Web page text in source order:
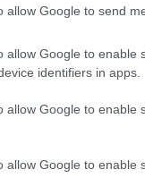
allow Google to send
allow Google to enable
identifiers in apps.
allow Google to enable
allow Google to enable
370.000)
de Garitano para
que estuvo
pasó por
de Unai López
que Garitano